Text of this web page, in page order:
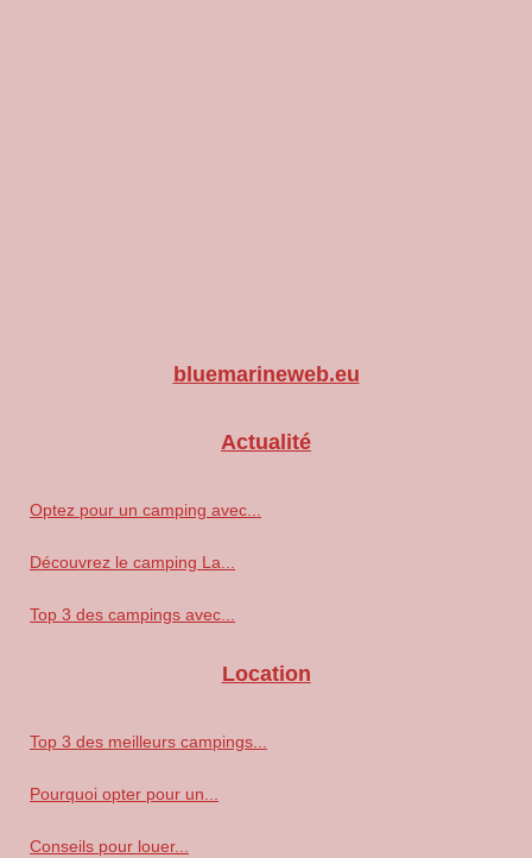
bluemarineweb.eu
Actualité
Optez pour un camping avec...
Découvrez le camping La...
Top 3 des campings avec...
Location
Top 3 des meilleurs campings...
Pourquoi opter pour un...
Conseils pour louer...